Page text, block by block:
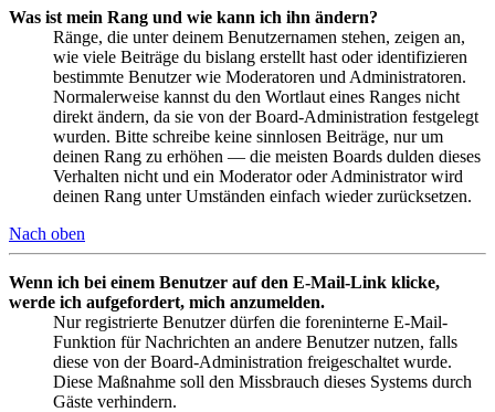
Was ist mein Rang und wie kann ich ihn ändern?
Ränge, die unter deinem Benutzernamen stehen, zeigen an,
wie viele Beiträge du bislang erstellt hast oder identifizieren
bestimmte Benutzer wie Moderatoren und Administratoren.
Normalerweise kannst du den Wortlaut eines Ranges nicht
direkt ändern, da sie von der Board-Administration festgelegt
wurden. Bitte schreibe keine sinnlosen Beiträge, nur um
deinen Rang zu erhöhen — die meisten Boards dulden dieses
Verhalten nicht und ein Moderator oder Administrator wird
deinen Rang unter Umständen einfach wieder zurücksetzen.
Nach oben
Wenn ich bei einem Benutzer auf den E-Mail-Link klicke,
werde ich aufgefordert, mich anzumelden.
Nur registrierte Benutzer dürfen die foreninterne E-Mail-
Funktion für Nachrichten an andere Benutzer nutzen, falls
diese von der Board-Administration freigeschaltet wurde.
Diese Maßnahme soll den Missbrauch dieses Systems durch
Gäste verhindern.